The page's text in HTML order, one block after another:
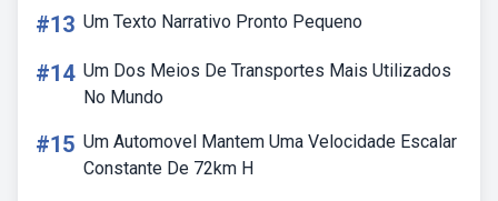
#13 Um Texto Narrativo Pronto Pequeno
#14 Um Dos Meios De Transportes Mais Utilizados
No Mundo
#15 Um Automovel Mantem Uma Velocidade Escalar
Constante De 72km H